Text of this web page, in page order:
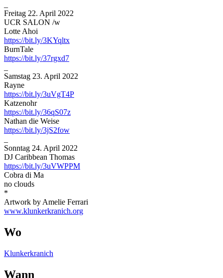
Freitag 22. April 2022
UCR SALON /w
Lotte Ahoi
https://bit.ly/3KYqltx
BurnTale
https://bit.ly/37rgxd7
Samstag 23. April 2022
Rayne
https://bit.ly/3uVgT4P
Katzenohr
https://bit.ly/36qS07z
Nathan die Weise
https://bit.ly/3jS2fow
Sonntag 24. April 2022
DJ Caribbean Thomas
https://bit.ly/3uVWPPM
Cobra di Ma
no clouds
*
Artwork by Amelie Ferrari
www.klunkerkranich.org
Wo
Klunkerkranich
Wann